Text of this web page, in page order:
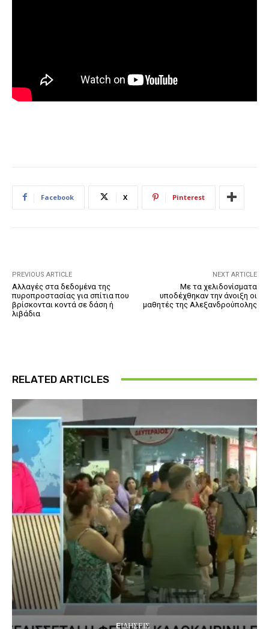
Facebook X Pinterest
PREVIOUS ARTICLE
Αλλαγές στα δεδομένα της
πυροπροστασίας για σπίτια που
βρίσκονται κοντά σε δάση ή
λιβάδια
NEXT ARTICLE
Με τα χελιδονίσματα
υποδέχθηκαν την άνοιξη οι
μαθητές της Αλεξανδρούπολης
RELATED ARTICLES
EΙΔΗΣΕΙΣ